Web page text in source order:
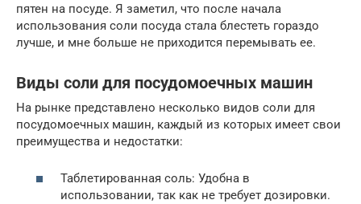
пятен на посуде. Я заметил, что после начала
использования соли посуда стала блестеть гораздо
лучше, и мне больше не приходится перемывать ее.
Виды соли для посудомоечных машин
На рынке представлено несколько видов соли для
посудомоечных машин, каждый из которых имеет свои
преимущества и недостатки:
Таблетированная соль: Удобна в
использовании, так как не требует дозировки.